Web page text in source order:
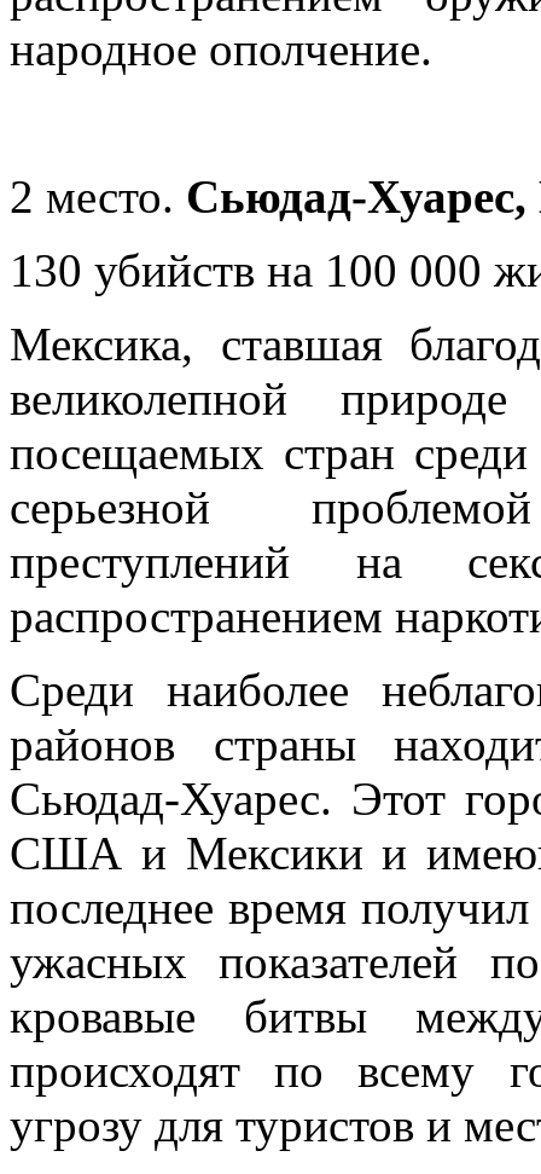
народное ополчение.
2 место. Сьюдад-
130 убийств на 100 000
Мексика, ставшая
великолепной
посещаемых стран среди
серьезной
преступлений на
распространением
Среди наиболее
районов страны
Сьюдад-Хуарес. Этот
США и Мексики и
последнее время
ужасных показателей
кровавые битвы
происходят по всему
угрозу для туристов и